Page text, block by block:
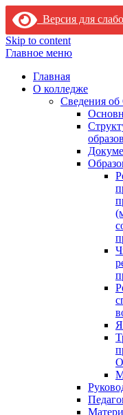
Версия для
Skip to content
Главное меню
Главная
О колледже
Сведения